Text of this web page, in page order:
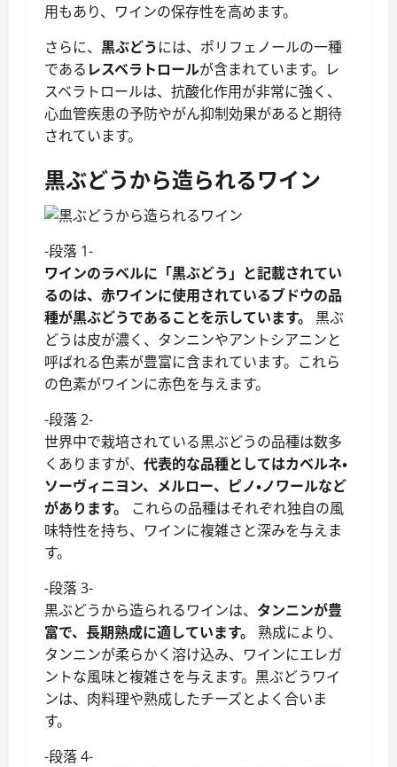
用もあり、ワインの保存性を高めます。
さらに、 黒ぶどうには、ポリフェノールの一種
である レスベラトロールが含まれています。レ
スベラトロールは、抗酸化作用が非常に強く、
心血管疾患の予防やがん抑制効果があると期待
されています。
黒ぶどうから造られるワイン
-段落 1-
ワインのラベルに「黒ぶどう」と記載されてい
るのは、赤ワインに使用されているブドウの品
種が黒ぶどうであることを示しています。
黒ぶ
どうは皮が濃く、タンニンやアントシアニンと
呼ばれる色素が豊富に含まれています。これら
の色素がワインに赤色を与えます。
-段落 2-
世界中で栽培されている黒ぶどうの品種は数多
くありますが、 代表的な品種としてはカベルネ・
ソーヴィニヨン、メルロー、ピノ・ノワールなど
があります。
これらの品種はそれぞれ独自の風
味特性を持ち、ワインに複雑さと深みを与えま
す。
-段落 3-
黒ぶどうから造られるワインは、 タンニンが豊
富で、長期熟成に適しています。
熟成により、
タンニンが柔らかく溶け込み、ワインにエレガ
ントな風味と複雑さを与えます。黒ぶどうワイ
ンは、肉料理や熟成したチーズとよく合いま
す。
-段落 4-